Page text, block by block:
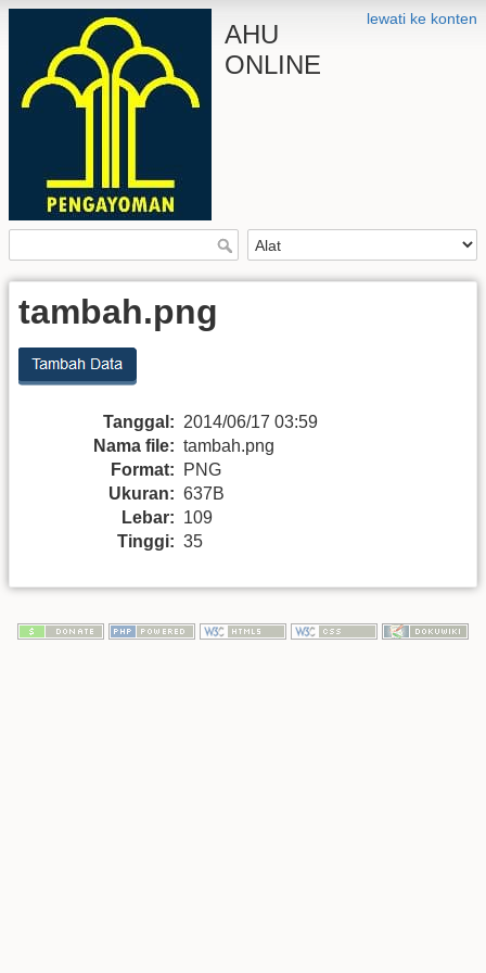
lewati ke konten
AHU
ONLINE
tambah.png
Tanggal: 2014/06/17 03:59
Nama file: tambah.png
Format:
PNG
Ukuran: 637B
Lebar: 109
Tinggi: 35